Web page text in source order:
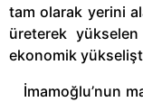
tam olarak yerini
üreterek
ekonomik
İmamoğlu’nun